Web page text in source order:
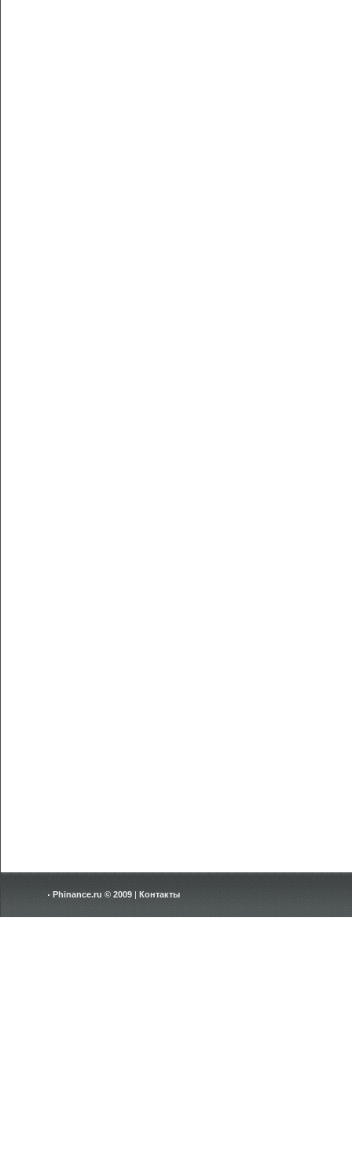
Phinance.ru © 2009 | Контакты